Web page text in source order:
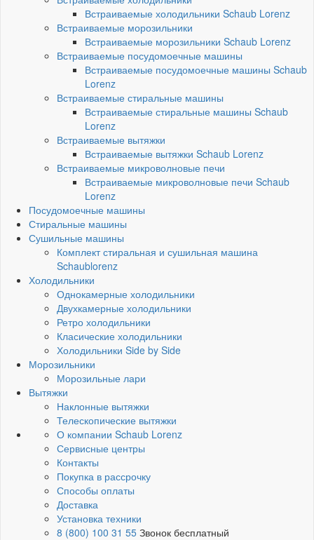
Встраиваемые холодильники Schaub Lorenz
Встраиваемые морозильники
Встраиваемые морозильники Schaub Lorenz
Встраиваемые посудомоечные машины
Встраиваемые посудомоечные машины Schaub
Lorenz
Встраиваемые стиральные машины
Встраиваемые стиральные машины Schaub
Lorenz
Встраиваемые вытяжки
Встраиваемые вытяжки Schaub Lorenz
Встраиваемые микроволновые печи
Встраиваемые микроволновые печи Schaub
Lorenz
Посудомоечные машины
Стиральные машины
Сушильные машины
Комплект стиральная и сушильная машина
Schaublorenz
Холодильники
Однокамерные холодильники
Двухкамерные холодильники
Ретро холодильники
Класические холодильники
Холодильники Side by Side
Морозильники
Морозильные лари
Вытяжки
Наклонные вытяжки
Телескопические вытяжки
О компании Schaub Lorenz
Сервисные центры
Контакты
Покупка в рассрочку
Способы оплаты
Доставка
Установка техники
8 (800) 100 31 55 Звонок бесплатный